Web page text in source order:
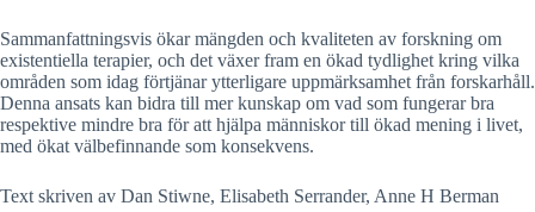
Sammanfattningsvis ökar mängden och kvaliteten av forskning om
existentiella terapier, och det växer fram en ökad tydlighet kring vilka
områden som idag förtjänar ytterligare uppmärksamhet från forskarhåll.
Denna ansats kan bidra till mer kunskap om vad som fungerar bra
respektive mindre bra för att hjälpa människor till ökad mening i livet,
med ökat välbefinnande som konsekvens.
Text skriven av Dan Stiwne, Elisabeth Serrander, Anne H Berman